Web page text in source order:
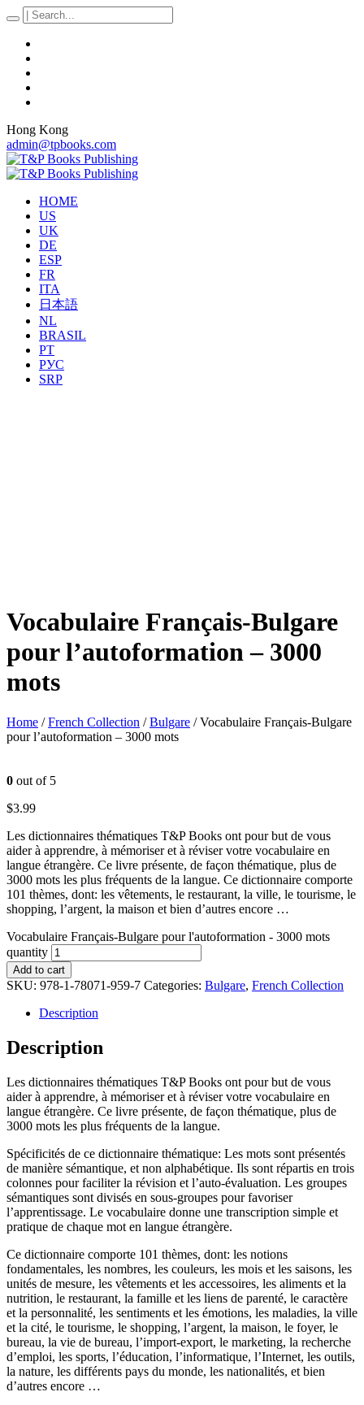
Hong Kong
admin@tpbooks.com
HOME
US
UK
DE
ESP
FR
ITA
日本語
NL
BRASIL
PT
РУС
SRP
Vocabulaire Français-Bulgare
pour l’autoformation – 3000
mots
Home /French Collection /Bulgare / Vocabulaire Français-Bulgare
pour l’autoformation – 3000 mots
0 out of 5
$3.99
Les dictionnaires thématiques T&P Books ont pour but de vous
aider à apprendre, à mémoriser et à réviser votre vocabulaire en
langue étrangère. Ce livre présente, de façon thématique, plus de
3000 mots les plus fréquents de la langue. Ce dictionnaire comporte
101 thèmes, dont: les vêtements, le restaurant, la ville, le tourisme, le
shopping, l’argent, la maison et bien d’autres encore …
Vocabulaire Français-Bulgare pour l'autoformation - 3000 mots
quantity
Add to cart
SKU: 978-1-78071-959-7 Categories: Bulgare, French Collection
Description
Description
Les dictionnaires thématiques T&P Books ont pour but de vous
aider à apprendre, à mémoriser et à réviser votre vocabulaire en
langue étrangère. Ce livre présente, de façon thématique, plus de
3000 mots les plus fréquents de la langue.
Spécificités de ce dictionnaire thématique: Les mots sont présentés
de manière sémantique, et non alphabétique. Ils sont répartis en trois
colonnes pour faciliter la révision et l’auto-évaluation. Les groupes
sémantiques sont divisés en sous-groupes pour favoriser
l’apprentissage. Le vocabulaire donne une transcription simple et
pratique de chaque mot en langue étrangère.
Ce dictionnaire comporte 101 thèmes, dont: les notions
fondamentales, les nombres, les couleurs, les mois et les saisons, les
unités de mesure, les vêtements et les accessoires, les aliments et la
nutrition, le restaurant, la famille et les liens de parenté, le caractère
et la personnalité, les sentiments et les émotions, les maladies, la ville
et la cité, le tourisme, le shopping, l’argent, la maison, le foyer, le
bureau, la vie de bureau, l’import-export, le marketing, la recherche
d’emploi, les sports, l’éducation, l’informatique, l’Internet, les outils,
la nature, les différents pays du monde, les nationalités, et bien
d’autres encore …